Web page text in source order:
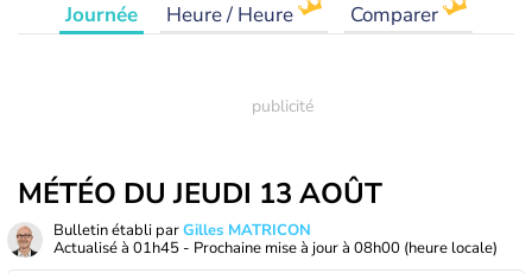
Journée Heure / Heure Comparer
MÉTÉO DU JEUDI 13 AOÛT
Bulletin établi parGilles MATRICON
Actualisé à 01h45 - Prochaine mise à jour à 08h00 (heure locale)